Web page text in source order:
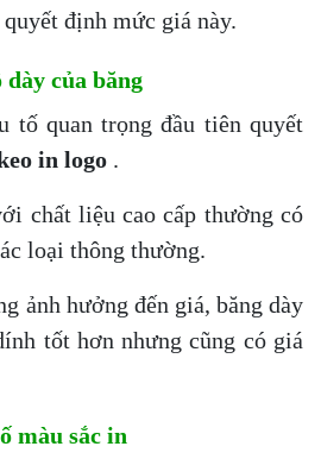
định mức giá này.
của băng
tố quan trọng đầu tiên quyết
in logo .
chất liệu cao cấp thường có
loại thông thường.
ảnh hưởng đến giá, băng dày
tốt hơn nhưng cũng có giá
màu sắc in